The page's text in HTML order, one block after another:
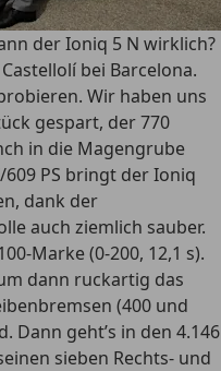
der Ioniq 5 N wirklich?
bei Barcelona.
Wir haben uns
gespart, der 770
in die Magengrube
PS bringt der Ioniq
dank der
auch ziemlich sauber.
Marke (0-200, 12,1 s).
dann ruckartig das
(400 und
Dann geht’s in den 4.146
sieben Rechts- und